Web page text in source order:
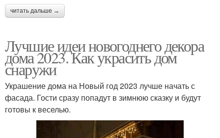
читать дальше →
Лучшие идеи новогоднего декора
дома 2023. Как украсить дом
снаружи
Украшение дома на Новый год 2023 лучше начать с
фасада. Гости сразу попадут в зимнюю сказку и будут
готовы к веселью.